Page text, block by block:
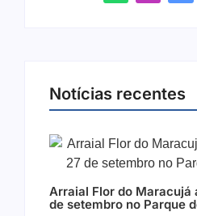
Notícias recentes
Arraial Flor do Maracujá
de setembro no Parque